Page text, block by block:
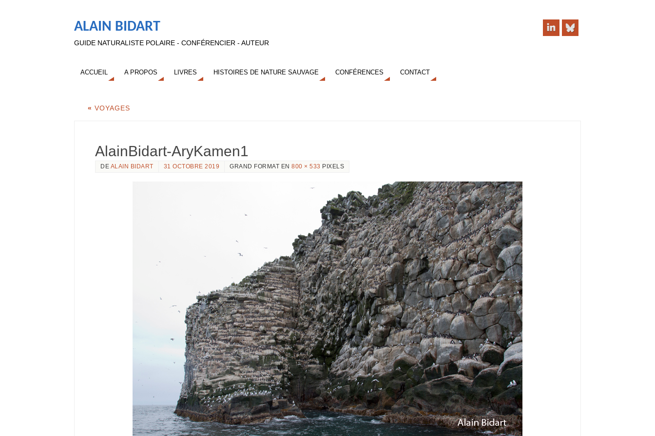
ALAIN BIDART
GUIDE NATURALISTE POLAIRE - CONFÉRENCIER - AUTEUR
ACCUEIL A PROPOS LIVRES HISTOIRES DE NATURE SAUVAGE CONFÉRENCES CONTACT
« VOYAGES
AlainBidart-AryKamen1
DE ALAIN BIDART 31 OCTOBRE 2019 GRAND FORMAT EN 800 × 533 PIXELS